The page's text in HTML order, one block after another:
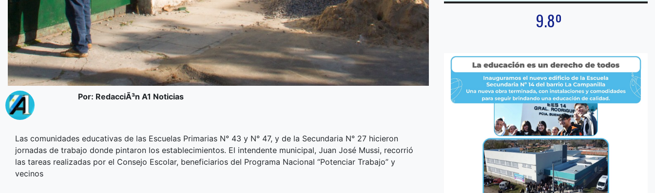
Por: RedacciÃ³n A1 Noticias
Las comunidades educativas de las Escuelas Primarias N° 43 y N° 47, y de la Secundaria N° 27 hicieron
jornadas de trabajo donde pintaron los establecimientos. El intendente municipal, Juan José Mussi, recorrió
las tareas realizadas por el Consejo Escolar, beneficiarios del Programa Nacional “Potenciar Trabajo” y
vecinos
9.8º